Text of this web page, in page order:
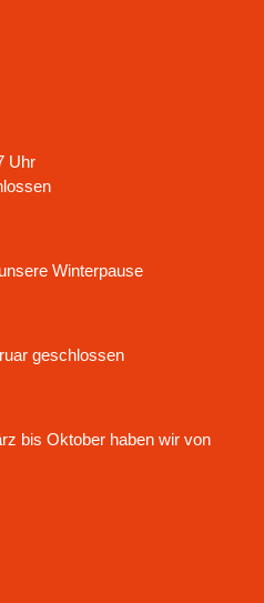
Uhr
Winterpause
geschlossen
bis Oktober haben wir von